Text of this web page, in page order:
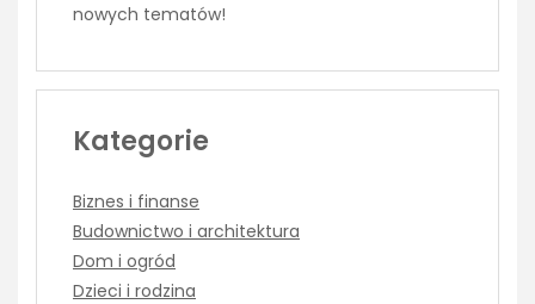
nowych tematów!
Kategorie
Biznes i finanse
Budownictwo i architektura
Dom i ogród
Dzieci i rodzina